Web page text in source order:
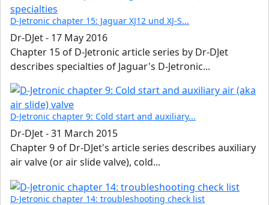
D-Jetronic chapter 15: Jaguar XJ12 und XJ-S...
Dr-DJet- 17 May 2016
Chapter 15 of D-Jetronic article series by Dr-DJet
describes specialties of Jaguar's D-Jetronic...
D-Jetronic chapter 9: Cold start and auxiliary...
Dr-DJet-31 March 2015
Chapter 9 of Dr-DJet's article series describes auxiliary
air valve (or air slide valve), cold...
D-Jetronic chapter 14: troubleshooting check list